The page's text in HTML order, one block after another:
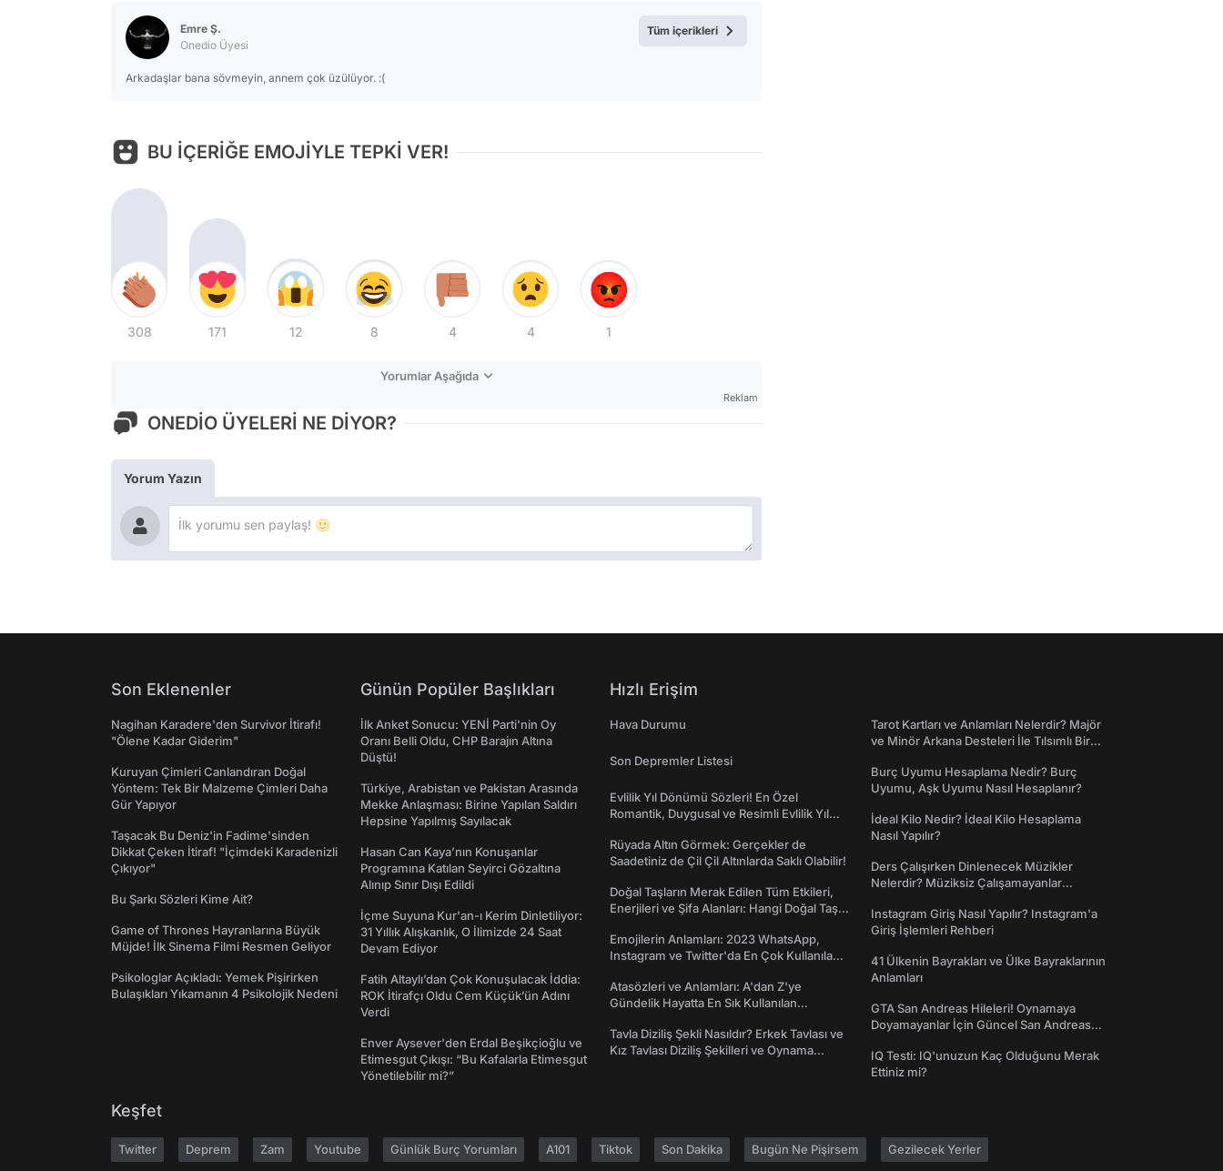
Emre Ş.
Onedio Üyesi
Arkadaşlar bana sövmeyin, annem çok üzülüyor. :(
Tüm içerikleri
BU İÇERİĞE EMOJİYLE TEPKİ VER!
308 171 12 8 4 4 1
Yorumlar Aşağıda
Reklam
ONEDİO ÜYELERİ NE DİYOR?
Yorum Yazın
Son Eklenenler
Nagihan Karadere'den Survivor İtirafı!
"Ölene Kadar Giderim"
Kuruyan Çimleri Canlandıran Doğal
Yöntem: Tek Bir Malzeme Çimleri Daha
Gür Yapıyor
Taşacak Bu Deniz'in Fadime'sinden
Dikkat Çeken İtiraf! "İçimdeki Karadenizli
Çıkıyor"
Bu Şarkı Sözleri Kime Ait?
Game of Thrones Hayranlarına Büyük
Müjde! İlk Sinema Filmi Resmen Geliyor
Psikologlar Açıkladı: Yemek Pişirirken
Bulaşıkları Yıkamanın 4 Psikolojik Nedeni
Günün Popüler Başlıkları
İlk Anket Sonucu: YENİ Parti'nin Oy
Oranı Belli Oldu, CHP Barajın Altına
Düştü!
Türkiye, Arabistan ve Pakistan Arasında
Mekke Anlaşması: Birine Yapılan Saldırı
Hepsine Yapılmış Sayılacak
Hasan Can Kaya’nın Konuşanlar
Programına Katılan Seyirci Gözaltına
Alınıp Sınır Dışı Edildi
İçme Suyuna Kur'an-ı Kerim Dinletiliyor:
31 Yıllık Alışkanlık, O İlimizde 24 Saat
Devam Ediyor
Fatih Altaylı’dan Çok Konuşulacak İddia:
ROK İtirafçı Oldu Cem Küçük’ün Adını
Verdi
Enver Aysever'den Erdal Beşikçioğlu ve
Etimesgut Çıkışı: “Bu Kafalarla Etimesgut
Yönetilebilir mi?”
Hızlı Erişim
Hava Durumu
Son Depremler Listesi
Evlilik Yıl Dönümü Sözleri! En Özel
Romantik, Duygusal ve Resimli Evlilik Yıl
Rüyada Altın Görmek: Gerçekler de
Saadetiniz de Çil Çil Altınlarda Saklı Olabilir!
Doğal Taşların Merak Edilen Tüm Etkileri,
Enerjileri ve Şifa Alanları: Hangi Doğal Taş
Emojilerin Anlamları: 2023 WhatsApp,
Instagram ve Twitter'da En Çok Kullanılan
Atasözleri ve Anlamları: A'dan Z'ye
Gündelik Hayatta En Sık Kullanılan
Tavla Diziliş Şekli Nasıldır? Erkek Tavlası ve
Kız Tavlası Diziliş Şekilleri ve Oynama
Tarot Kartları ve Anlamları Nelerdir? Majör
ve Minör Arkana Desteleri İle Tılsımlı Bir
Burç Uyumu Hesaplama Nedir? Burç
Uyumu, Aşk Uyumu Nasıl Hesaplanır?
İdeal Kilo Nedir? İdeal Kilo Hesaplama
Nasıl Yapılır?
Ders Çalışırken Dinlenecek Müzikler
Nelerdir? Müziksiz Çalışamayanlar
Instagram Giriş Nasıl Yapılır? Instagram'a
Giriş İşlemleri Rehberi
41 Ülkenin Bayrakları ve Ülke Bayraklarının
Anlamları
GTA San Andreas Hileleri! Oynamaya
Doyamayanlar İçin Güncel San Andreas
IQ Testi: IQ'unuzun Kaç Olduğunu Merak
Ettiniz mi?
Keşfet
Twitter Deprem Zam Youtube Günlük Burç Yorumları A101 Tiktok Son Dakika Bugün Ne Pişirsem Gezilecek Yerler